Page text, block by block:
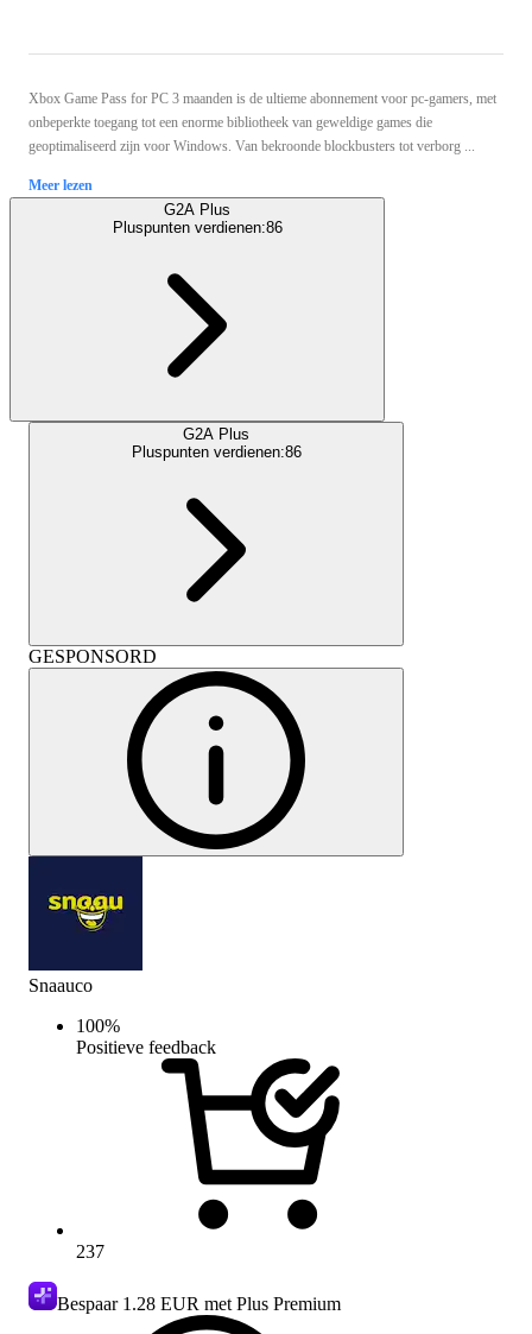
Xbox Game Pass for PC 3 maanden is de ultieme abonnement voor pc-gamers, met
onbeperkte toegang tot een enorme bibliotheek van geweldige games die
geoptimaliseerd zijn voor Windows. Van bekroonde blockbusters tot verborg ...
Meer lezen
G2A Plus
Pluspunten verdienen:86
G2A Plus
Pluspunten verdienen:86
GESPONSORD
Snaauco
100%
Positieve feedback
237
Bespaar 1.28 EUR met Plus Premium